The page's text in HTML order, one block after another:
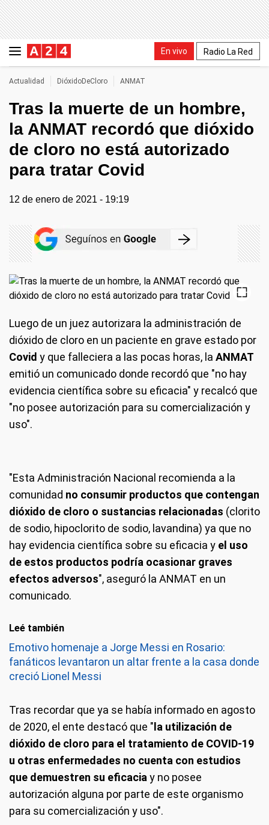
En vivo Radio La Red
Actualidad DióxidoDeCloro ANMAT
Tras la muerte de un hombre,
la ANMAT recordó que dióxido
de cloro no está autorizado
para tratar Covid
12 de enero de 2021 - 19:19
Luego de un juez autorizara la administración de
dióxido de cloro en un paciente en grave estado por
Covid y que falleciera a las pocas horas, la ANMAT
emitió un comunicado donde recordó que "no hay
evidencia científica sobre su eficacia" y recalcó que
"no posee autorización para su comercialización y
uso".
"Esta Administración Nacional recomienda a la
comunidad no consumir productos que contengan
dióxido de cloro o sustancias relacionadas (clorito
de sodio, hipoclorito de sodio, lavandina) ya que no
hay evidencia científica sobre su eficacia y el uso
de estos productos podría ocasionar graves
efectos adversos", aseguró la ANMAT en un
comunicado.
Leé también
Emotivo homenaje a Jorge Messi en Rosario:
fanáticos levantaron un altar frente a la casa donde
creció Lionel Messi
Tras recordar que ya se había informado en agosto
de 2020, el ente destacó que " la utilización de
dióxido de cloro para el tratamiento de COVID-19
u otras enfermedades no cuenta con estudios
que demuestren su eficacia y no posee
autorización alguna por parte de este organismo
para su comercialización y uso".